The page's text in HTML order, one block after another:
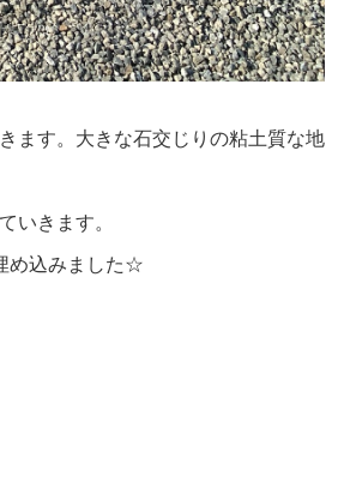
ます。大きな石交じりの粘土質な地
いきます。
め込みました☆